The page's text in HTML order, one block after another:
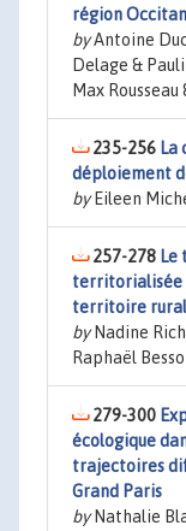
région
byAntoine
Delage &
Max
235-256 La
déploiement
byEileen
257-278 Le
territorialisée
territoire rural
byNadine
Raphaël
279-300
écologique
trajectoires
Grand Paris
byNathalie